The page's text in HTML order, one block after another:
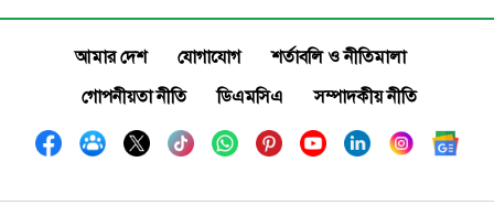
আমার দেশ যোগাযোগ
শর্তাবলি ও নীতিমালা
গোপনীয়তা নীতি
ডিএমসিএ সম্পাদকীয় নীতি